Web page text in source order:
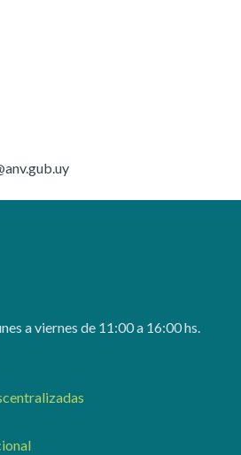
a viernes de 11:00 a 16:00 hs.